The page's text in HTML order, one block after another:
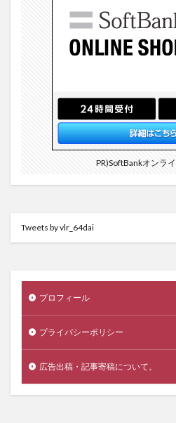
PR)SoftBankオンラ
Tweets by vlr_64dai
プロフィール
プライバシーポリシー
広告出稿・記事寄稿について。